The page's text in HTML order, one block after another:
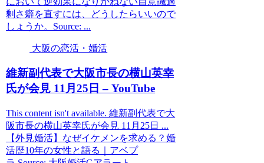
剰さ癖を直すには、どうしたらいいので
しょうか。Source: ...
大阪の恋活・婚活
維新副代表で大阪市長の横山英幸
氏が会見 11月25日 – YouTube
This content isn't available. 維新副代表で大
阪市長の横山英幸氏が会見 11月25日 ...
【外見婚活】なぜイケメンを求める？婚
活歴10年の女性と語る｜アベプ